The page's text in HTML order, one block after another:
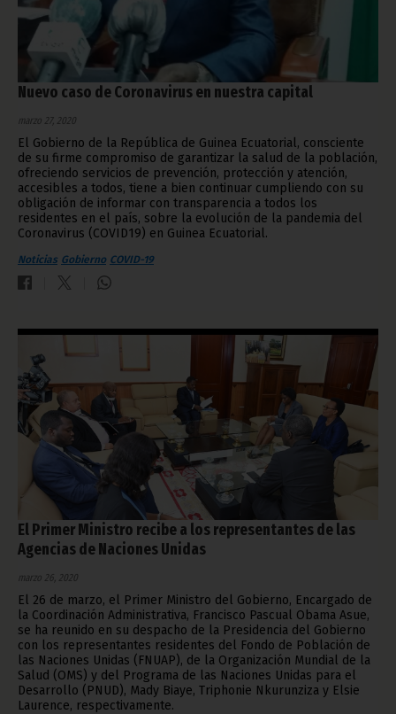
Nuevo caso de Coronavirus en nuestra capital
marzo 27, 2020
El Gobierno de la República de Guinea Ecuatorial, consciente
de su firme compromiso de garantizar la salud de la población,
ofreciendo servicios de prevención, protección y atención,
accesibles a todos, tiene a bien continuar cumpliendo con su
obligación de informar con transparencia a todos los
residentes en el país, sobre la evolución de la pandemia del
Coronavirus (COVID19) en Guinea Ecuatorial.
Noticias Gobierno COVID-19
El Primer Ministro recibe a los representantes de las
Agencias de Naciones Unidas
marzo 26, 2020
El 26 de marzo, el Primer Ministro del Gobierno, Encargado de
la Coordinación Administrativa, Francisco Pascual Obama Asue,
se ha reunido en su despacho de la Presidencia del Gobierno
con los representantes residentes del Fondo de Población de
las Naciones Unidas (FNUAP), de la Organización Mundial de la
Salud (OMS) y del Programa de las Naciones Unidas para el
Desarrollo (PNUD), Mady Biaye, Triphonie Nkurunziza y Elsie
Laurence, respectivamente.